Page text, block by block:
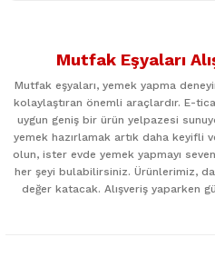
kullanarak tarafımıza
Ürün resmi kalitesiz, bozuk
Ürün açıklamasında eksik
Ürün bilgilerinde hatalar
Ürün fiyatı diğer sitelerden
Mutfak Eşyaları
Mutfak eşyaları, yemek yapma
kolaylaştıran önemli araçlardır. E-
uygun geniş bir ürün yelpazesi
yemek hazırlamak artık daha
olun, ister evde yemek yapmayı
her şeyi bulabilirsiniz. Ürünlerimiz,
değer katacak. Alışveriş yaparken